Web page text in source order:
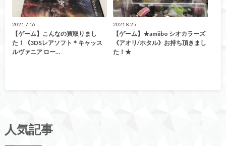
2021.7.16
【ゲーム】こんなの買取りまし
た！《3DSレアソフト＊キャッス
ルヴァニア ロー…
2021.8.25
【ゲーム】★amiibo シオカラーズ
《アオリ/ホタル》お持ち頂きまし
た！★
人気記事